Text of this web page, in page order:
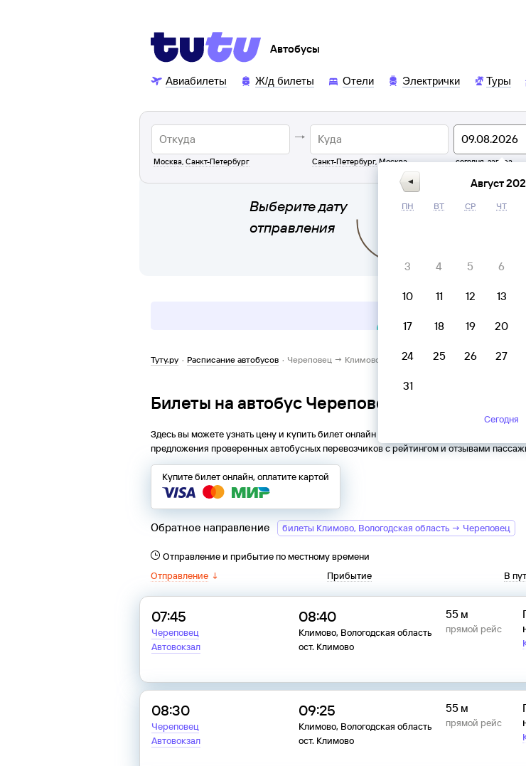
Автобусы
Авиабилеты Ж/д билеты Отели Электрички Туры
Москва, Санкт-Петербург Санкт-Петербург, Москва сегодня, завтра
Выберите дату
отправления
Туту.ру · Расписание автобусов · Череповец → Климово, Вологодская область
Билеты на автобус Череповец → Климово,
Здесь вы можете узнать цену и купить билет онлайн на автобус из
предложения проверенных автобусных перевозчиков с рейтингом и отзывами
Купите билет онлайн, оплатите картой
Обратное направление билеты Климово, Вологодская область → Череповец
Отправление и прибытие по местному времени
Отправление ↓ Прибытие В
07:45
Череповец
Автовокзал
08:40
Климово, Вологодская область
ост. Климово
55 м
прямой рейс
08:30
Череповец
Автовокзал
09:25
Климово, Вологодская область
ост. Климово
55 м
прямой рейс
Август
ПН ВТ СР ЧТ
3 4 5 6
10 11 12 13
17 18 19 20
24 25 26 27
31
Сегодня